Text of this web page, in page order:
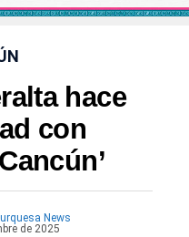
hace
con
News
de 2025